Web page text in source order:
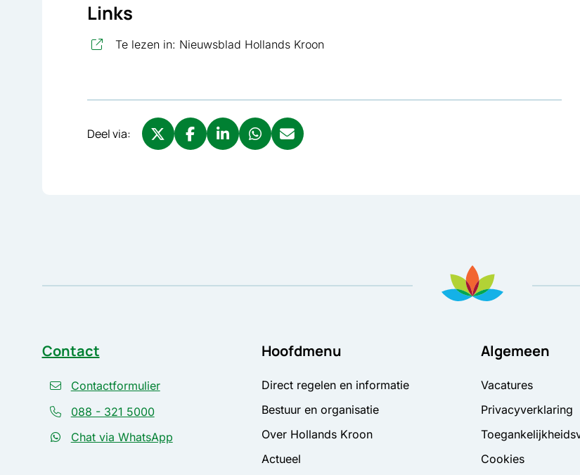
Links
Te lezen in: Nieuwsblad Hollands Kroon, opent in nieuw tabblad
Deel via:
Contact
Contactformulier
088 - 321 5000
Chat via WhatsApp
Hoofdmenu
Direct regelen en informatie
Bestuur en organisatie
Over Hollands Kroon
Actueel
Algemeen
Vacatures
Privacyverklaring
Cookies